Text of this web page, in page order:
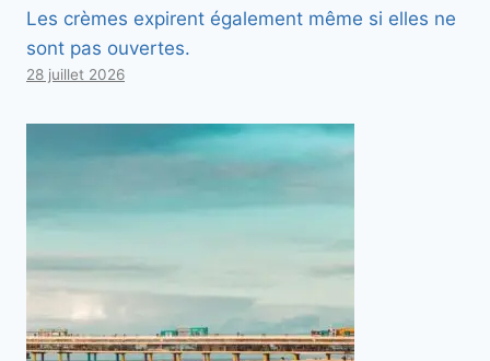
Les crèmes expirent également même si elles ne
sont pas ouvertes.
28 juillet 2026